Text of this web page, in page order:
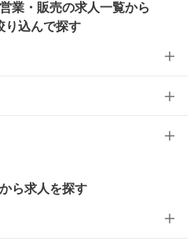
業・販売の求人一覧から
り込んで探す
ら求人を探す